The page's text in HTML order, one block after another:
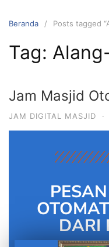
Beranda Posts tagged
Tag:
Jam Masjid
JAM DIGITAL MASJID ·
DARI